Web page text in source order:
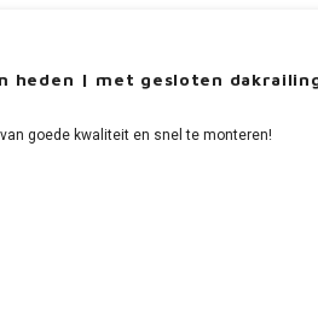
heden | met gesloten
goede kwaliteit en snel te monteren!